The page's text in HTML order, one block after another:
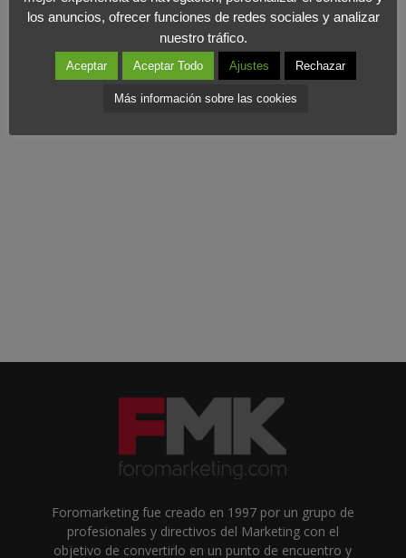
contemplar su funcionamiento dentro de la estrategia de
Foromarketing fue creado en 1997 por un grupo de
profesionales y directivos del Marketing con el
objetivo de convertirlo en un punto de encuentro y
los anuncios, ofrecer funciones de redes sociales y analizar
nuestro tráfico.
Aceptar Aceptar Todo Ajustes Rechazar
Más información sobre las cookies